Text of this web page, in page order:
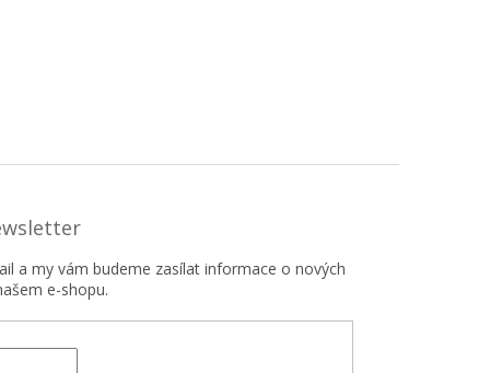
a my vám budeme zasílat informace o nových
e-shopu.